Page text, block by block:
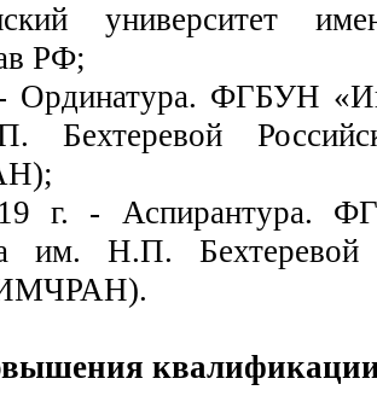
университет
РФ;
Ординатура. ФГБУН
Бехтеревой
г. - Аспирантура.
им. Н.П. Бехтеревой